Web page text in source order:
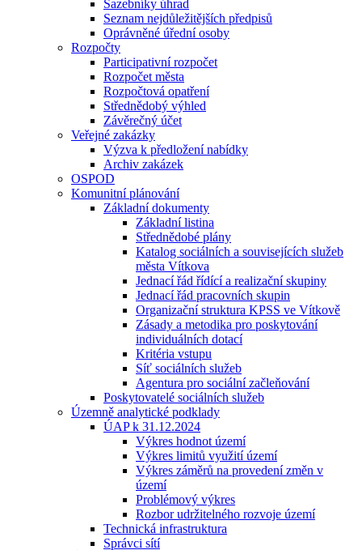
Sazebníky úhrad
Seznam nejdůležitějších předpisů
Oprávněné úřední osoby
Rozpočty
Participativní rozpočet
Rozpočet města
Rozpočtová opatření
Střednědobý výhled
Závěrečný účet
Veřejné zakázky
Výzva k předložení nabídky
Archiv zakázek
OSPOD
Komunitní plánování
Základní dokumenty
Základní listina
Střednědobé plány
Katalog sociálních a souvisejících služeb
města Vítkova
Jednací řád řídící a realizační skupiny
Jednací řád pracovních skupin
Organizační struktura KPSS ve Vítkově
Zásady a metodika pro poskytování
individuálních dotací
Kritéria vstupu
Síť sociálních služeb
Agentura pro sociální začleňování
Poskytovatelé sociálních služeb
Územně analytické podklady
ÚAP k 31.12.2024
Výkres hodnot území
Výkres limitů využití území
Výkres záměrů na provedení změn v
území
Problémový výkres
Rozbor udržitelného rozvoje území
Technická infrastruktura
Správci sítí